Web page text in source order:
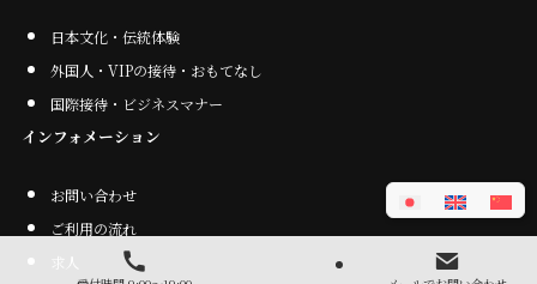
日本文化・伝統体験
外国人・VIPの接待・おもてなし
国際接待・ビジネスマナー
インフォメーション
お問い合わせ
ご利用の流れ
求人